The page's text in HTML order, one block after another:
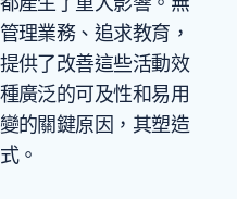
理業務、追求教育，
供了改善這些活動效
廣泛的可及性和易用
的關鍵原因，其塑造
。